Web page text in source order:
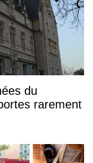
du
rarement